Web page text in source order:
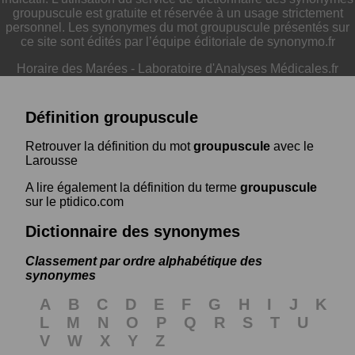
groupuscule est gratuite et réservée à un usage strictement
personnel. Les synonymes du mot groupuscule présentés sur
ce site sont édités par l’équipe éditoriale de synonymo.fr
Horaire des Marées - Laboratoire d'Analyses Médicales.fr
Définition groupuscule
Retrouver la définition du motgroupuscule avec le
Larousse
A lire également la définition du terme groupuscule
sur le ptidico.com
Dictionnaire des synonymes
Classement par ordre alphabétique des
synonymes
A B C D E F G H I J
K
L
M N O P Q R S T
U
V
W X Y Z